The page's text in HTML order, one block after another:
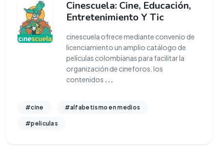
Cinescuela: Cine, Educación,
Entretenimiento Y Tic
cinescuela ofrece mediante convenio de
licenciamiento un amplio catálogo de
películas colombianas para facilitar la
organización de cineforos. los
contenidos ...
#cine #alfabetismo en medios
#peliculas